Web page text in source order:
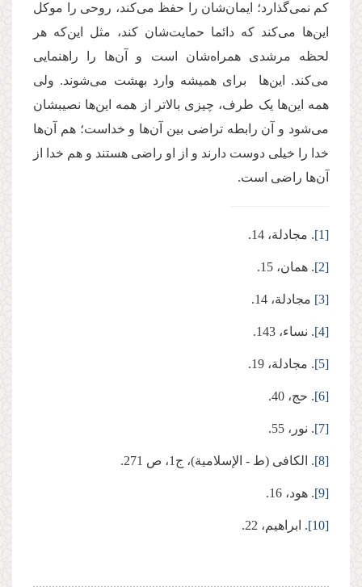
کم نمی‌گذارد؛ ایمان‌شان را حفظ می‌کند، روحی را موکل
این‌ها می‌کند که دائما حمایت‌شان کند، مثل این‌که هر
لحظه مرشدی همراه‌شان است و آن‌ها را راهنمایی
می‌کند. این‌ها برای همیشه وارد بهشت می‌شوند. ولی
همه این‌ها یک طرف، چیزی بالاتر از همه این‌ها نصیبشان
می‌شود و آن رابطه تراضی بین آن‌ها و خداست؛ هم آن‌ها
خدا را خیلی دوست دارند و از او راضی هستند و هم خدا از
آن‌ها راضی است.
[1]. مجادلة، 14.
[2]. همان، 15.
[3] مجادلة، 14.
[4]. نساء، 143.
[5]. مجادلة، 19.
[6]. حج، 40.
[7]. نور، 55.
[8]. الكافی (ط - الإسلامیة)، ج‏1، ص 271.
[9]. هود، 16.
[10]. ابراهیم، 22.